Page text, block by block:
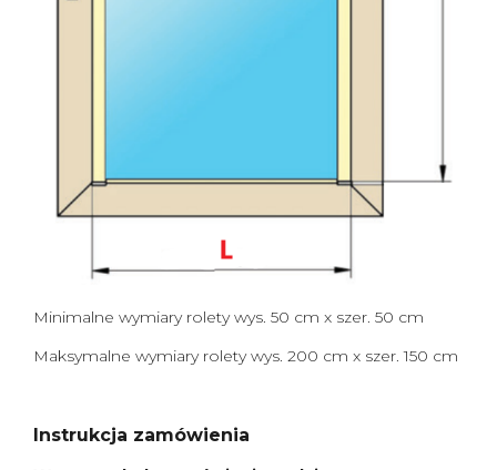
Minimalne wymiary rolety wys. 50 cm x szer. 50 cm
Maksymalne wymiary rolety wys. 200 cm x szer. 150 cm
Instrukcja zamówienia